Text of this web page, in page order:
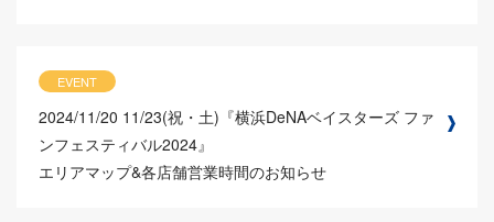
EVENT
2024/11/20 11/23(祝・土)『横浜DeNAベイスターズ ファ
ンフェスティバル2024』
エリアマップ&各店舗営業時間のお知らせ